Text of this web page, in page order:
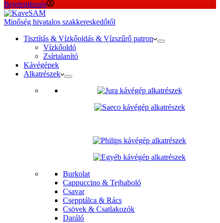
Bejelentkezés
Minőség hivatalos szakkereskedőtől
Tisztítás & Vízkőoldás & Vízszűrő patron
Vízkőoldó
Zsírtalanító
Kávégépek
Alkatrészek
Burkolat
Cappuccino & Tejhaboló
Csavar
Csepptálca & Rács
Csövek & Csatlakozók
Daráló